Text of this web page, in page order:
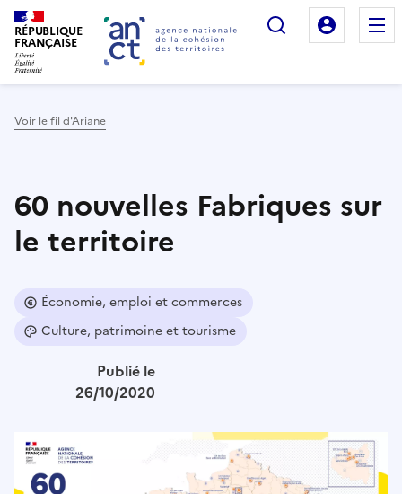
RÉPUBLIQUE
FRANÇAISE
Rechercher
Mon
Voir le fil d'Ariane
60 nouvelles Fabriques sur
le territoire
Économie, emploi et commerces
Culture, patrimoine et tourisme
Publié le
26/10/2020
Image